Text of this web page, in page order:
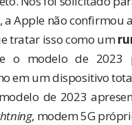
a Apple não confirmou
tratar isso como um
o modelo de
em um dispositivo
de 2023
, modem 5G